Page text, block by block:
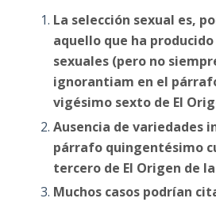
La selección sexual es,
aquello que ha
sexuales (pero no
ignorantiam en el
vigésimo sexto de El
Ausencia de variedades
párrafo quingentésimo
tercero de El Origen de
Muchos casos podrían